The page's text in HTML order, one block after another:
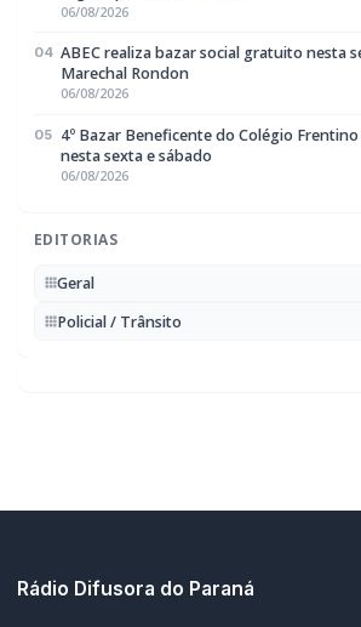
06/08/2026
04 ABEC realiza bazar social gratuito nesta
Marechal Rondon
06/08/2026
05 4º Bazar Beneficente do Colégio
nesta sexta e sábado
06/08/2026
EDITORIAS
Geral
Policial / Trânsito
Rádio Difusora do Paraná